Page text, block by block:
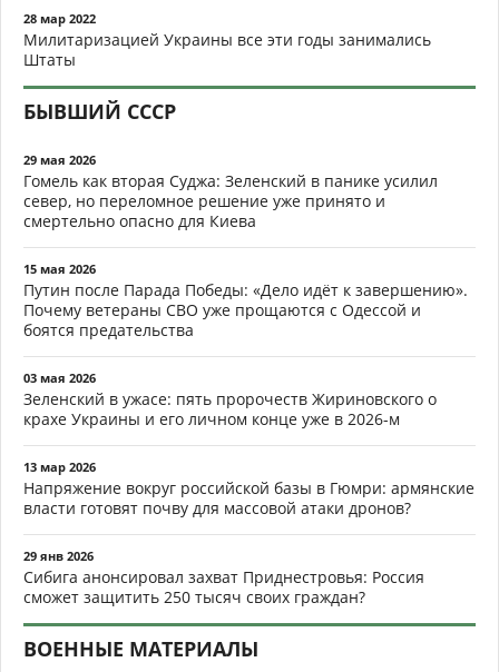
28 мар 2022
Милитаризацией Украины все эти годы занимались
Штаты
БЫВШИЙ СССР
29 мая 2026
Гомель как вторая Суджа: Зеленский в панике усилил
север, но переломное решение уже принято и
смертельно опасно для Киева
15 мая 2026
Путин после Парада Победы: «Дело идёт к завершению».
Почему ветераны СВО уже прощаются с Одессой и
боятся предательства
03 мая 2026
Зеленский в ужасе: пять пророчеств Жириновского о
крахе Украины и его личном конце уже в 2026-м
13 мар 2026
Напряжение вокруг российской базы в Гюмри: армянские
власти готовят почву для массовой атаки дронов?
29 янв 2026
Сибига анонсировал захват Приднестровья: Россия
сможет защитить 250 тысяч своих граждан?
ВОЕННЫЕ МАТЕРИАЛЫ